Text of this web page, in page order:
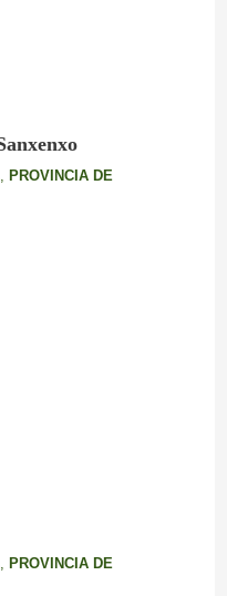
, PROVINCIA DE
, PROVINCIA DE